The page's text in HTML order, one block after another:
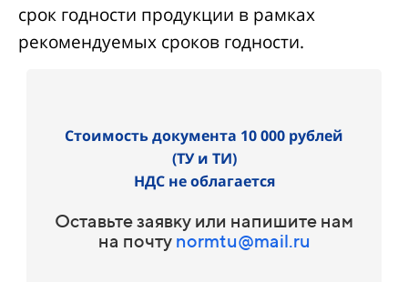
срок годности продукции в рамках
рекомендуемых сроков годности.
Стоимость документа 10 000 рублей
(ТУ и ТИ)
НДС не облагается
Оставьте заявку или напишите нам
на почту normtu@mail.ru